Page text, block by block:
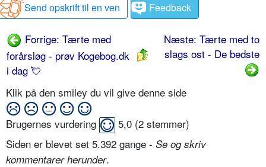
Send opskrift til en ven
Feedback
Forrige: Tærte med
forårsløg - prøv Kogebog.dk
i dag 💘
Næste: Tærte med to
slags ost - De bedste
Klik på den smiley du vil give denne side
Brugernes vurdering 5,0 (2 stemmer)
Siden er blevet set 5.392 gange - Se og skriv
kommentarer herunder.